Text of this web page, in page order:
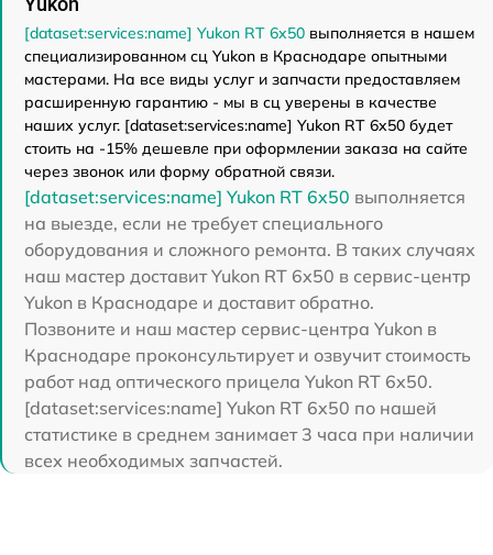
[dataset:services:name] Yukon RT 6x50 выполняется в нашем
специализированном сц Yukon в Краснодаре опытными
мастерами. На все виды услуг и запчасти предоставляем
расширенную гарантию - мы в сц уверены в качестве
наших услуг. [dataset:services:name] Yukon RT 6x50 будет
стоить на -15% дешевле при оформлении заказа на сайте
через звонок или форму обратной связи.
[dataset:services:name] Yukon RT 6x50 выполняется
на выезде, если не требует специального
оборудования и сложного ремонта. В таких случаях
наш мастер доставит Yukon RT 6x50 в сервис-центр
Yukon в Краснодаре и доставит обратно.
Позвоните и наш мастер сервис-центра Yukon в
Краснодаре проконсультирует и озвучит стоимость
работ над оптического прицела Yukon RT 6x50.
[dataset:services:name] Yukon RT 6x50 по нашей
статистике в среднем занимает 3 часа при наличии
всех необходимых запчастей.